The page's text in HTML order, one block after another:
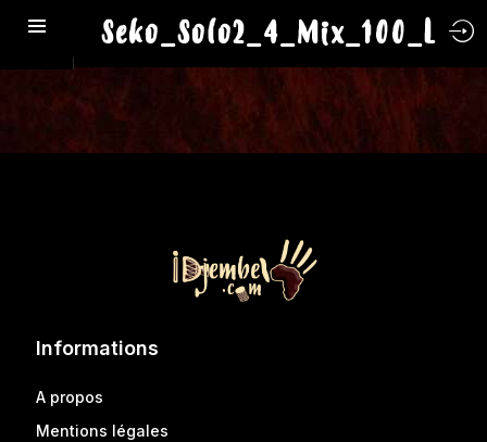
Seko_Solo2_4_Mix_100_L
Informations
A propos
Mentions légales